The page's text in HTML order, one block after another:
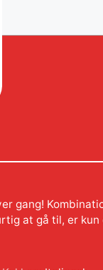
gang!
at gå til, er kun